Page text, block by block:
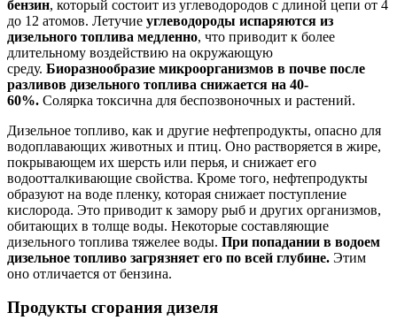
бензин, который состоит из углеводородов с длиной цепи от 4
до 12 атомов. Летучие углеводороды испаряются из
дизельного топлива медленно, что приводит к более
длительному воздействию на окружающую
среду. Биоразнообразие микроорганизмов в почве после
разливов дизельного топлива снижается на 40-
60%. Солярка токсична для беспозвоночных и растений.
Дизельное топливо, как и другие нефтепродукты, опасно для
водоплавающих животных и птиц. Оно растворяется в жире,
покрывающем их шерсть или перья, и снижает его
водоотталкивающие свойства. Кроме того, нефтепродукты
образуют на воде пленку, которая снижает поступление
кислорода. Это приводит к замору рыб и других организмов,
обитающих в толще воды. Некоторые составляющие
дизельного топлива тяжелее воды. При попадании в водоем
дизельное топливо загрязняет его по всей глубине. Этим
оно отличается от бензина.
Продукты сгорания дизеля